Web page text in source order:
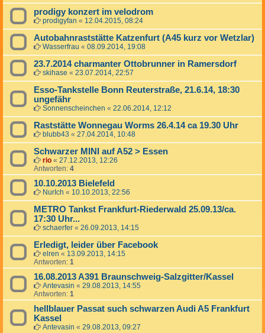
prodigy konzert im velodrom
prodigyfan « 12.04.2015, 08:24
Autobahnraststätte Katzenfurt (A45 kurz vor Wetzlar)
Wasserfrau « 08.09.2014, 19:08
23.7.2014 charmanter Ottobrunner in Ramersdorf
skihase « 23.07.2014, 22:57
Esso-Tankstelle Bonn Reuterstraße, 21.6.14, 18:30
ungefähr
Sonnenscheinchen « 22.06.2014, 12:12
Raststätte Wonnegau Worms 26.4.14 ca 19.30 Uhr
blubb43 « 27.04.2014, 10:48
Schwarzer MINI auf A52 > Essen
rio « 27.12.2013, 12:26
Antworten: 4
10.10.2013 Bielefeld
NurIch « 10.10.2013, 22:56
METRO Tankst Frankfurt-Riederwald 25.09.13/ca.
17:30 Uhr...
schaerfer « 26.09.2013, 14:15
Erledigt, leider über Facebook
elren « 13.09.2013, 14:15
Antworten: 1
16.08.2013 A391 Braunschweig-Salzgitter/Kassel
Antevasin « 29.08.2013, 14:55
Antworten: 1
hellblauer Passat such schwarzen Audi A5 Frankfurt
Kassel
Antevasin « 29.08.2013, 09:27